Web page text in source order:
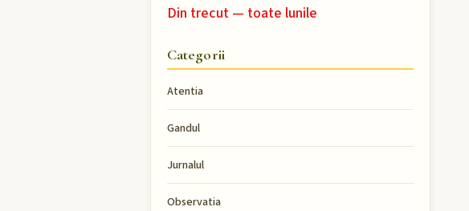
Din trecut — toate lunile
Categorii
Atentia
Gandul
Jurnalul
Observatia